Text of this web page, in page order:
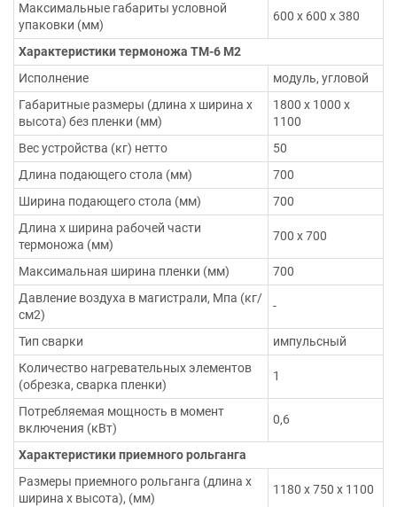
Максимальные габариты условной
упаковки (мм)
600 х 600 х 380
Характеристики термоножа ТМ-6 М2
Исполнение
модуль, угловой
Габаритные размеры (длина х ширина х
высота) без пленки (мм)
1800 х 1000 х
1100
Вес устройства (кг) нетто
50
Длина подающего стола (мм)
700
Ширина подающего стола (мм)
700
Длина х ширина рабочей части
термоножа (мм)
700 х 700
Максимальная ширина пленки (мм)
700
Давление воздуха в магистрали, Мпа (кг/
см2)
-
Тип сварки
импульсный
Количество нагревательных элементов
(обрезка, сварка пленки)
1
Потребляемая мощность в момент
включения (кВт)
0,6
Характеристики приемного рольганга
Размеры приемного рольганга (длина х
ширина х высота), (мм)
1180 х 750 х 1100